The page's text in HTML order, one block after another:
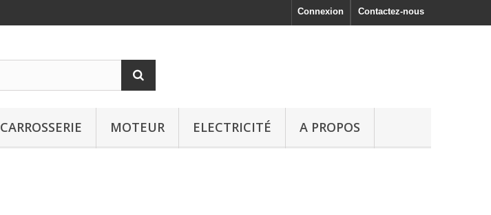
Contactez-nous
Connexion
CARROSSERIE MOTEUR ELECTRICITÉ A PROPOS